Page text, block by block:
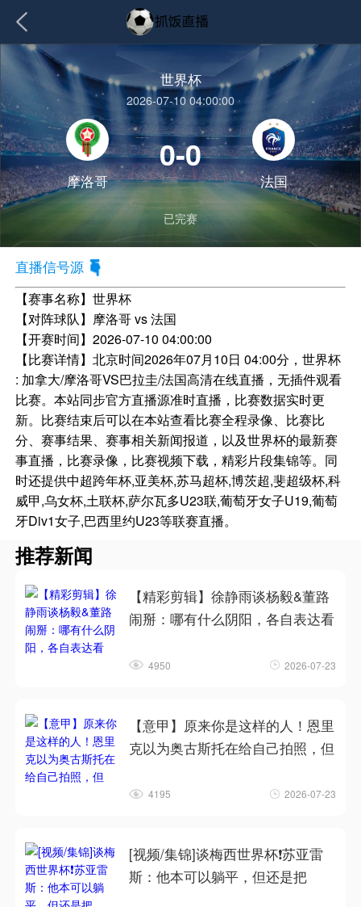
世界杯
2026-07-10 04:00:00
摩洛哥
0-0
法国
已完赛
直播信号源
【赛事名称】世界杯
【对阵球队】 摩洛哥 vs 法国
【开赛时间】2026-07-10 04:00:00
【比赛详情】北京时间2026年07月10日 04:00分，世界杯
: 加拿大/摩洛哥VS巴拉圭/法国高清在线直播，无插件观看
比赛。本站同步官方直播源准时直播，比赛数据实时更
新。比赛结束后可以在本站查看比赛全程录像、比赛比
分、赛事结果、赛事相关新闻报道，以及世界杯的最新赛
事直播，比赛录像，比赛视频下载，精彩片段集锦等。同
时还提供中超跨年杯,亚美杯,苏马超杯,博茨超,斐超级杯,科
威甲,乌女杯,土联杯,萨尔瓦多U23联,葡萄牙女子U19,葡萄
牙Div1女子,巴西里约U23等联赛直播。
推荐新闻
【精彩剪辑】徐静雨谈杨毅&董路
闹掰：哪有什么阴阳，各自表达看
4950 2026-07-23
【意甲】原来你是这样的人！恩里
克以为奥古斯托在给自己拍照，但
4195 2026-07-23
[视频/集锦]谈梅西世界杯❗苏亚雷
斯：他本可以躺平，但还是把